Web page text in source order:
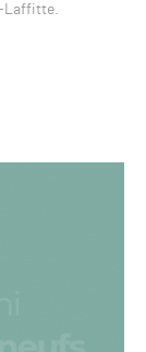
Laffitte.